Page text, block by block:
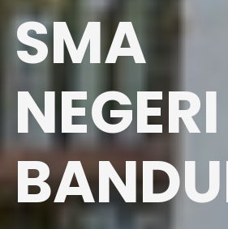
SMA